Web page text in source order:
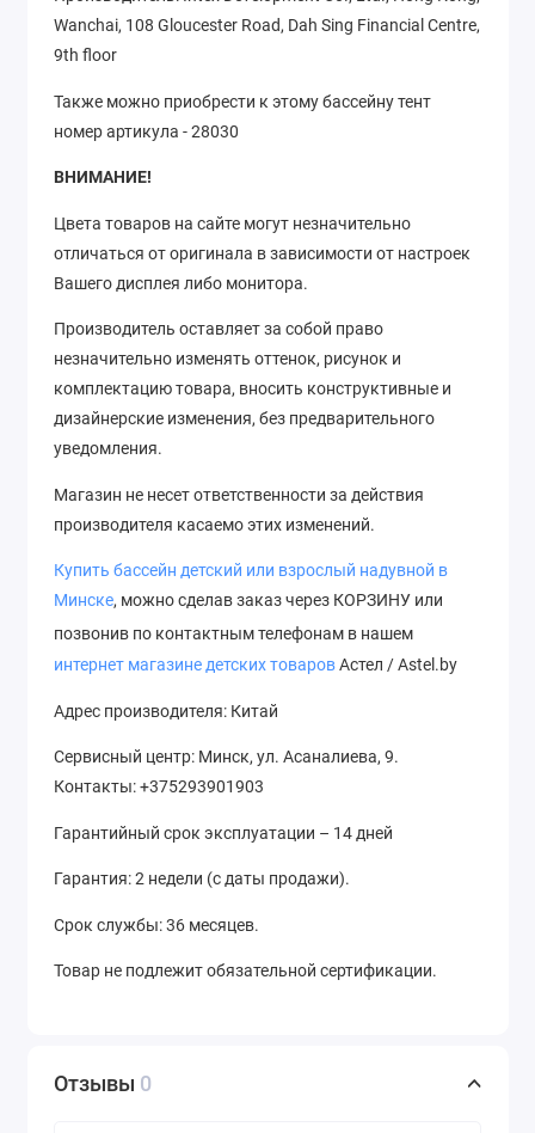
Wanchai, 108 Gloucester Road, Dah Sing Financial Centre,
9th floor
Также можно приобрести к этому бассейну тент
номер артикула - 28030
ВНИМАНИЕ!
Цвета товаров на сайте могут незначительно
отличаться от оригинала в зависимости от настроек
Вашего дисплея либо монитора.
Производитель оставляет за собой право
незначительно изменять оттенок, рисунок и
комплектацию товара, вносить конструктивные и
дизайнерские изменения, без предварительного
уведомления.
Магазин не несет ответственности за действия
производителя касаемо этих изменений.
Купить бассейн детский или взрослый надувной в
Минске, можно сделав заказ через КОРЗИНУ или
позвонив по контактным телефонам в нашем
интернет магазине детских товаровАстел / Astel.by
Адрес производителя: Китай
Сервисный центр: Минск, ул. Асаналиева, 9.
Контакты: +375293901903
Гарантийный срок эксплуатации – 14 дней
Гарантия: 2 недели (с даты продажи).
Срок службы: 36 месяцев.
Товар не подлежит обязательной сертификации.
Отзывы 0